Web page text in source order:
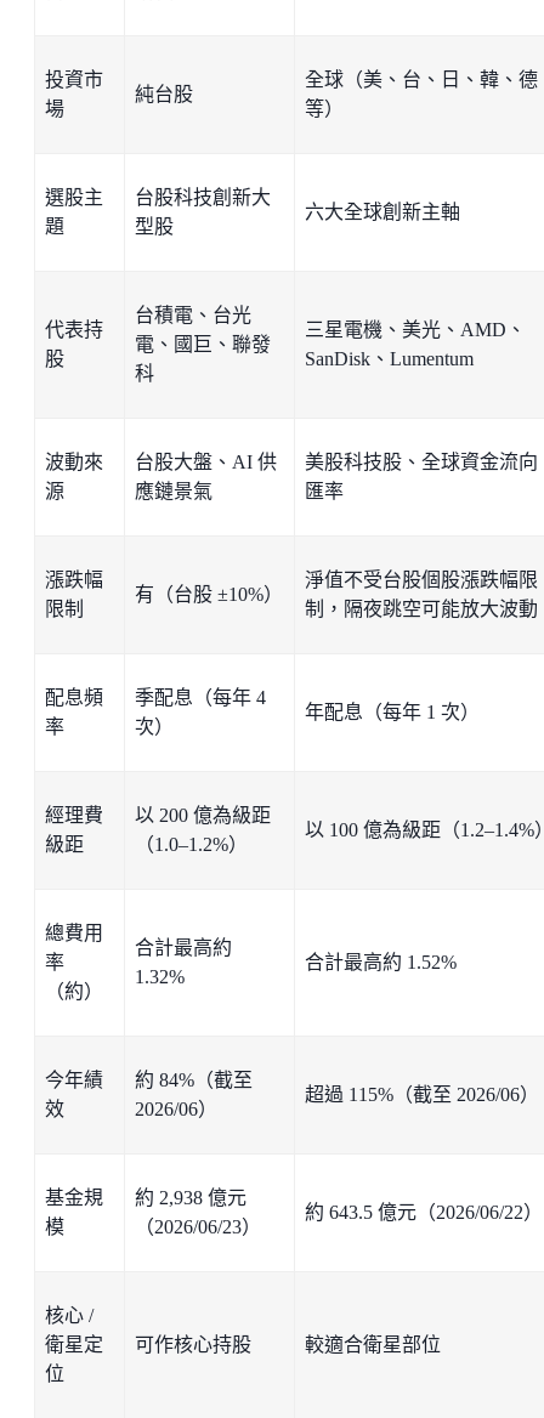
投資市
場
純台股
全球（美、台、日、韓、德
等）
選股主
題
台股科技創新大
型股
六大全球創新主軸
代表持
股
台積電、台光
電、國巨、聯發
科
三星電機、美光、AMD、
SanDisk、Lumentum
波動來
源
台股大盤、AI 供
應鏈景氣
美股科技股、全球資金流向
匯率
漲跌幅
限制
有（台股 ±10%）
淨值不受台股個股漲跌幅限
制，隔夜跳空可能放大波動
配息頻
率
季配息（每年 4
次）
年配息（每年 1 次）
經理費
級距
以 200 億為級距
（1.0–1.2%）
以 100 億為級距（1.2–1.4%
總費用
率
（約）
合計最高約
1.32%
合計最高約 1.52%
今年績
效
約 84%（截至
2026/06）
超過 115%（截至 2026/06）
基金規
模
約 2,938 億元
（2026/06/23）
約 643.5 億元（2026/06/22）
核心 /
衛星定
位
可作核心持股 較適合衛星部位